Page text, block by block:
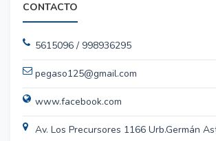
CONTACTO
5615096 / 998936295
pegaso125@gmail.com
www.facebook.com
Av. Los Precursores 1166 Urb.Germán